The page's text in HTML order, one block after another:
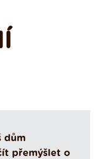
dům
přemýšlet o